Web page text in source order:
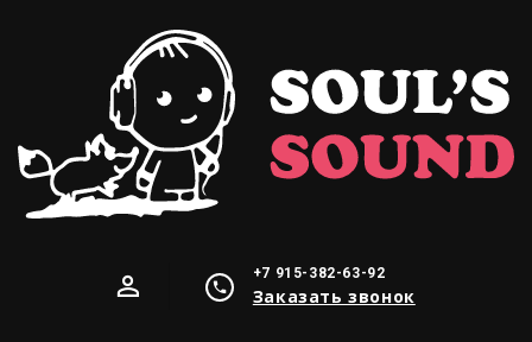
+7 915-382-63-92
Заказать звонок